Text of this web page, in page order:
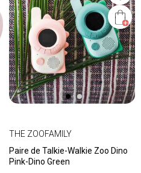
THE ZOOFAMILY
Paire de Talkie-Walkie Zoo Dino
Pink-Dino Green